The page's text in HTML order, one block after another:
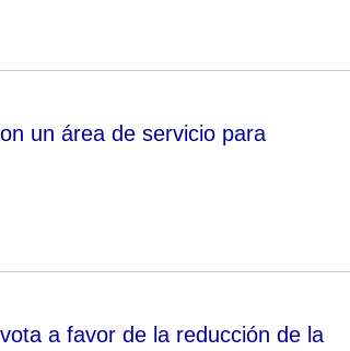
un área de servicio para
a favor de la reducción de la